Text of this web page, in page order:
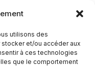
utilisons des
et/ou accéder aux
à ces technologies
que le comportement